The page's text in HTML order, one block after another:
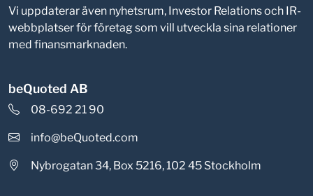
Vi uppdaterar även nyhetsrum, Investor Relations och IR-
webbplatser för företag som vill utveckla sina relationer
med finansmarknaden.
beQuoted AB
08-692 21 90
info@beQuoted.com
Nybrogatan 34, Box 5216, 102 45 Stockholm